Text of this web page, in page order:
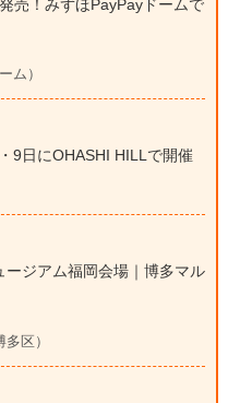
売！みずほPayPayドームで
ム）
9日にOHASHI HILLで開催
ジアム福岡会場｜博多マル
区）